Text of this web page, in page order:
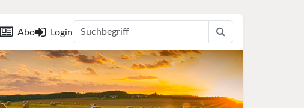
Abo Login